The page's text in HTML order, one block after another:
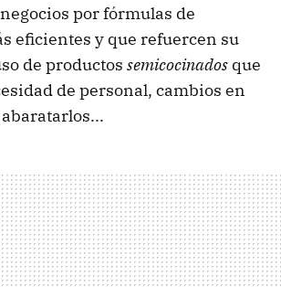
por fórmulas de
eficientes y que refuercen su
de productos semicocinados que
de personal, cambios en